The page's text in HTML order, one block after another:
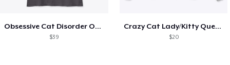
Obsessive Cat Disorder OCD Kittens Lover
$39
Crazy Cat Lady/Kitty Queen
$20